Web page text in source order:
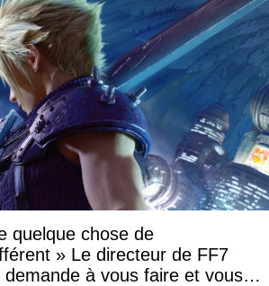
quelque chose de
» Le directeur de FF7
demande à vous faire et vous